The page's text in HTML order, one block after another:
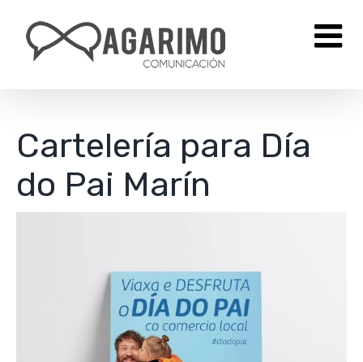
contenido
Cartelería para Día
do Pai Marín